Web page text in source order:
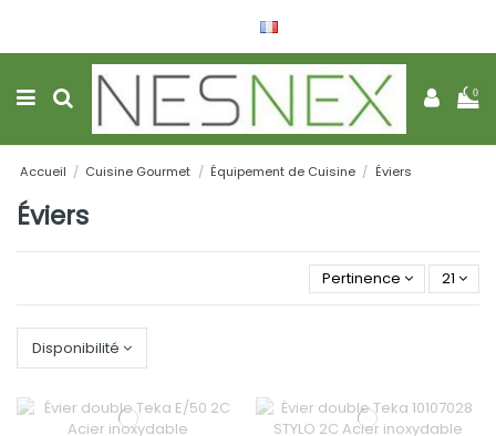
Français
0
Accueil Cuisine Gourmet Équipement de Cuisine Éviers
Éviers
Pertinence 21
Disponibilité